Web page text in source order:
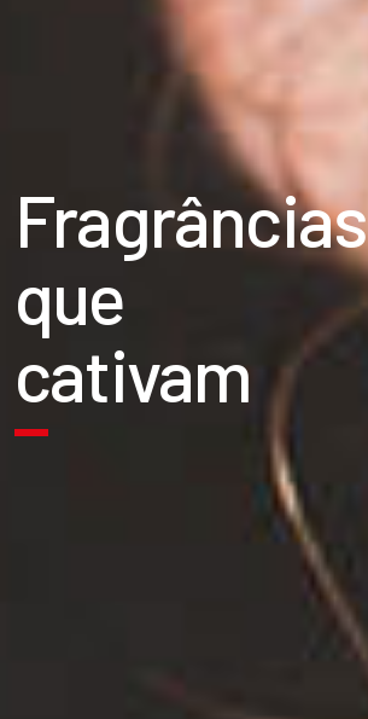
Fragrâncias
que
cativam